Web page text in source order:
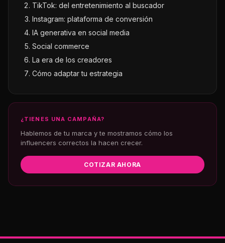
TikTok: del entretenimiento al buscador
Instagram: plataforma de conversión
IA generativa en social media
Social commerce
La era de los creadores
Cómo adaptar tu estrategia
¿TIENES UNA CAMPAÑA?
Hablemos de tu marca y te mostramos cómo los
influencers correctos la hacen crecer.
COTIZAR AHORA